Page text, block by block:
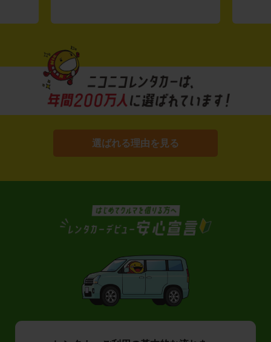
選ばれる理由を見る